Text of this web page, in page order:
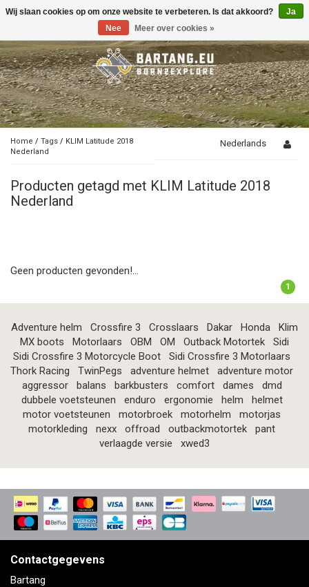
Toggle
Home / Tags / KLIM Latitude 2018
Nederland
Nederlands
Producten getagd met KLIM Latitude 2018
Nederland
Geen producten gevonden!...
1
Adventure helm Crossfire 3 Crosslaars Dakar Honda
Klim
MX boots
Motorlaars OBM OM Outback Motortek
Sidi
Sidi Crossfire 3 Motorcycle Boot
Sidi Crossfire 3 Motorlaars
Thork Racing
TwinPegs adventure helmet
adventure motor
aggressor
balans barkbusters comfort dames
dmd
dubbele voetsteunen
enduro ergonomie helm
helmet
motor voetsteunen
motorbroek motorhelm
motorjas
motorkleding
nexx offroad outbackmotortek
pant
verlaagde versie
xwed3
Contactgegevens
Bartang
Wij slaan cookies op om onze website te verbeteren. Is dat akkoord?
Ja
Nee
Meer over cookies »